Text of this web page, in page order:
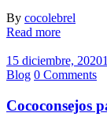
By cocolebrel
Read more
15 diciembre, 2020
Blog 0 Comments
Cococonsejos